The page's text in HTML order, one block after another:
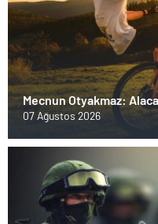
Mecnun Otyakmaz:
07 Ağustos 2026